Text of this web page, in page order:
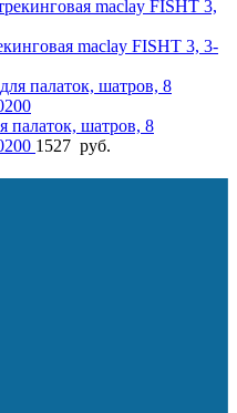
maclay FISHT 3, 3-
палаток, шатров, 8
1527 руб.